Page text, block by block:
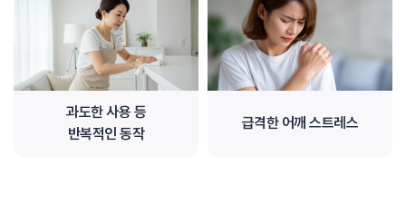
과도한 사용 등
반복적인 동작
급격한 어깨 스트레스